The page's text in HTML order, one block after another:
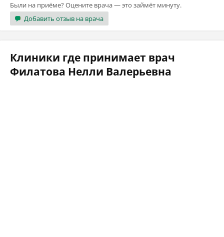
Были на приёме? Оцените врача — это займёт минуту.
Добавить отзыв на врача
Клиники где принимает врач
Филатова Нелли Валерьевна